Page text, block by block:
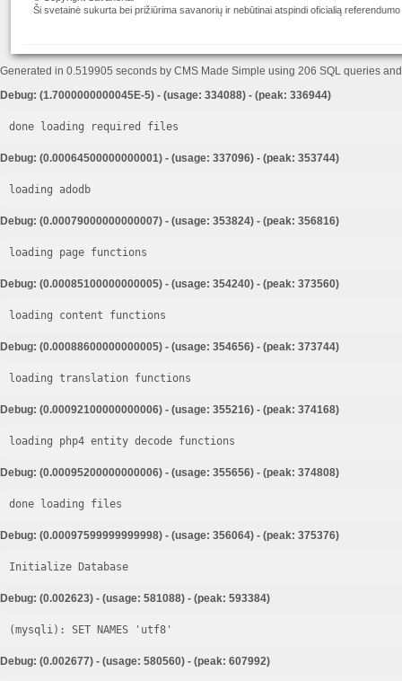
Ši svetainė sukurta bei prižiūrima savanorių ir nebūtinai atspindi oficialią
Generated in 0.519905 seconds by CMS Made Simple using 206 SQL queries
Debug: (1.7000000000045E-5) - (usage: 334088) - (peak: 336944)
done loading required files
Debug: (0.00064500000000001) - (usage: 337096) - (peak: 353744)
loading adodb
Debug: (0.00079000000000007) - (usage: 353824) - (peak: 356816)
loading page functions
Debug: (0.00085100000000005) - (usage: 354240) - (peak: 373560)
loading content functions
Debug: (0.00088600000000005) - (usage: 354656) - (peak: 373744)
loading translation functions
Debug: (0.00092100000000006) - (usage: 355216) - (peak: 374168)
loading php4 entity decode functions
Debug: (0.00095200000000006) - (usage: 355656) - (peak: 374808)
done loading files
Debug: (0.00097599999999998) - (usage: 356064) - (peak: 375376)
Initialize Database
Debug: (0.002623) - (usage: 581088) - (peak: 593384)
Debug: (0.002677) - (usage: 580560) - (peak: 607992)